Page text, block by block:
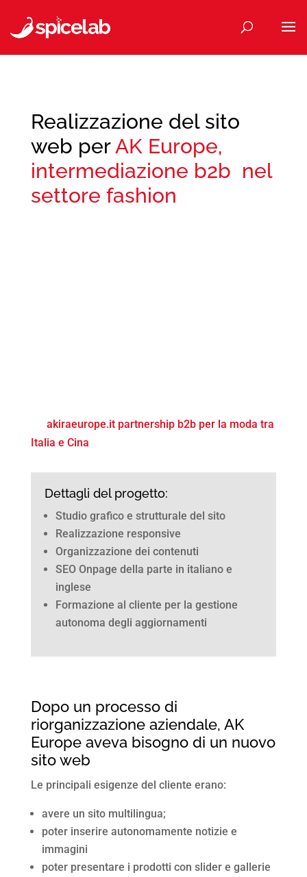
Realizzazione del sito
web perAK Europe,
intermediazione b2b nel
settore fashion
akiraeurope.it partnership b2b per la moda tra
Italia e Cina
Dettagli del progetto:
Studio grafico e strutturale del sito
Realizzazione responsive
Organizzazione dei contenuti
SEO Onpage della parte in italiano e
inglese
Formazione al cliente per la gestione
autonoma degli aggiornamenti
Dopo un processo di
riorganizzazione aziendale, AK
Europe aveva bisogno di un nuovo
sito web
Le principali esigenze del cliente erano:
avere un sito multilingua;
poter inserire autonomamente notizie e
immagini
poter presentare i prodotti con slider e gallerie